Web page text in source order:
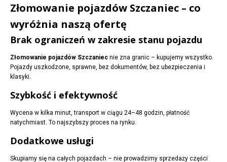
Złomowanie pojazdów Szczaniec – co
wyróżnia naszą ofertę
Brak ograniczeń w zakresie stanu pojazdu
Złomowanie pojazdów Szczaniec nie zna granic – kupujemy wszystko.
Pojazdy uszkodzone, sprawne, bez dokumentów, bez ubezpieczenia i
klasyki.
Szybkość i efektywność
Wycena w kilka minut, transport w ciągu 24–48 godzin, płatność
natychmiast. To najszybszy proces na rynku.
Dodatkowe usługi
Skupiamy się na całych pojazdach – nie prowadzimy sprzedaży części